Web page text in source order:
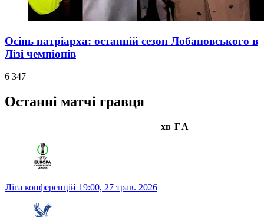
Осінь патріарха: останній сезон Лобановського в
Лізі чемпіонів
6 347
Останні матчі гравця
хв ГА
Ліга конференцій 19:00, 27 трав. 2026